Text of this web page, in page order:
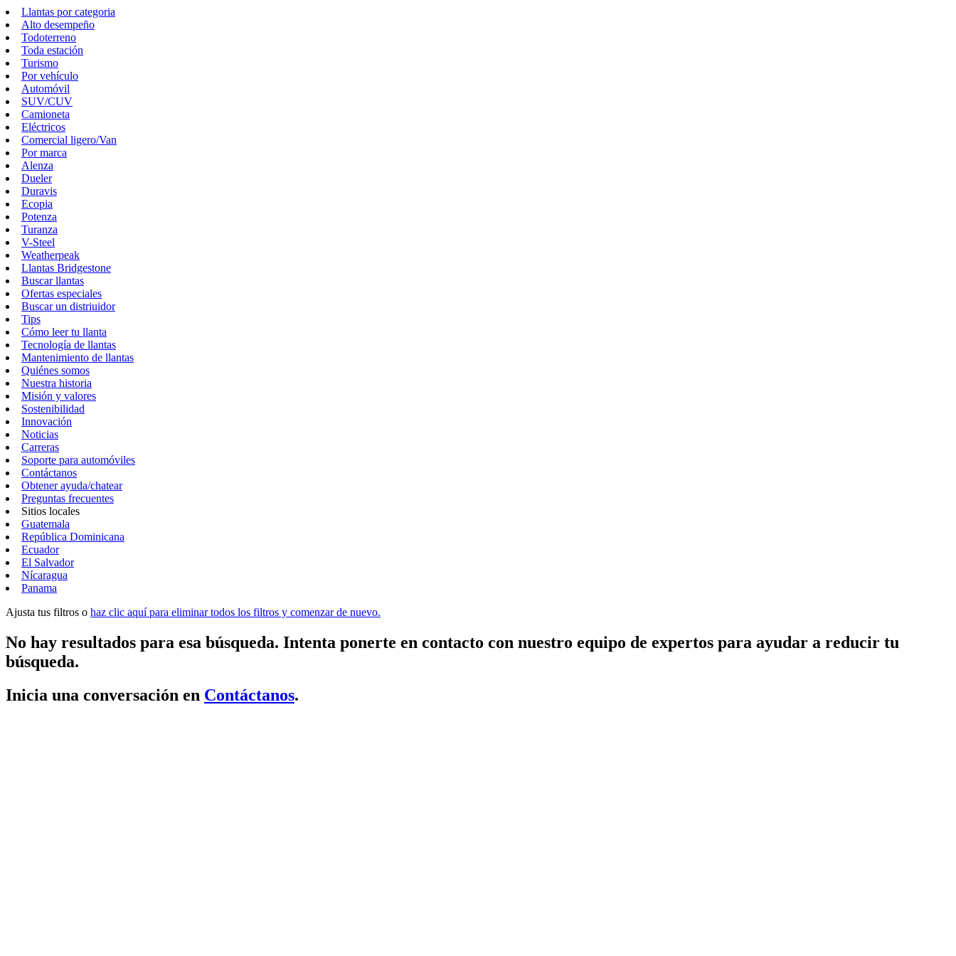
Llantas por categoria
Alto desempeño
Todoterreno
Toda estación
Turismo
Por vehículo
Automóvil
SUV/CUV
Camioneta
Eléctricos
Comercial ligero/Van
Por marca
Alenza
Dueler
Duravis
Ecopia
Potenza
Turanza
V-Steel
Weatherpeak
Llantas Bridgestone
Buscar llantas
Ofertas especiales
Buscar un distriuidor
Tips
Cómo leer tu llanta
Tecnología de llantas
Mantenimiento de llantas
Quiénes somos
Nuestra historia
Misión y valores
Sostenibilidad
Innovación
Noticias
Carreras
Soporte para automóviles
Contáctanos
Obtener ayuda/chatear
Preguntas frecuentes
Sitios locales
Guatemala
República Dominicana
Ecuador
El Salvador
Nícaragua
Panama
Ajusta tus filtros o haz clic aquí para eliminar todos los filtros y comenzar de nuevo.
No hay resultados para esa búsqueda. Intenta ponerte en contacto con nuestro equipo de expertos para ayudar a reducir tu
búsqueda.
Inicia una conversación en Contáctanos.